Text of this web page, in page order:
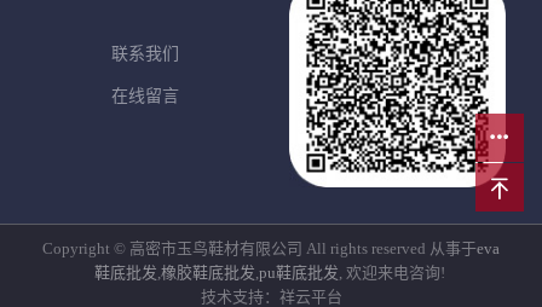
联系我们
在线留言
Copyright © 高密市玉鸟鞋材有限公司 All rights reserved 从事于eva
鞋底批发 橡胶鞋底批发 pu鞋底批发 , 欢迎来电咨询!
技术支持：祥云平台